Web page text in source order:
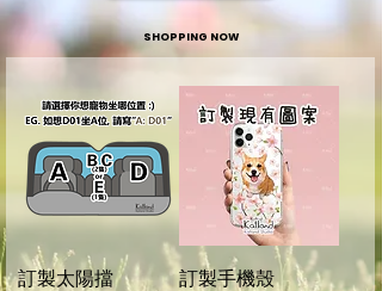
SHOPPING NOW
訂製太陽擋
訂製手機殼